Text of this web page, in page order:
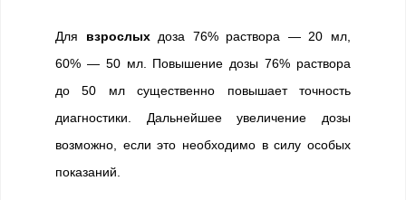
Для взрослыхдоза 76% раствора — 20 мл,
60% — 50 мл. Повышение дозы 76% раствора
до 50 мл существенно повышает точность
диагностики. Дальнейшее увеличение дозы
возможно, если это необходимо в силу особых
показаний.